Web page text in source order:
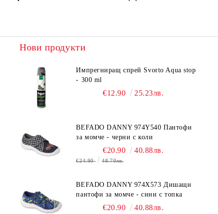
Нови продукти
Импрегниращ спрей Svorto Aqua stop
- 300 ml
€12.90 25.23лв.
BEFADO DANNY 974Y540 Пантофи
за момче - черни с коли
€20.90 40.88лв.
€24.90 48.70лв.
BEFADO DANNY 974X573 Дишащи
пантофи за момче - сини с топка
€20.90 40.88лв.